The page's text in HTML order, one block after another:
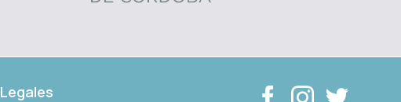
Legales